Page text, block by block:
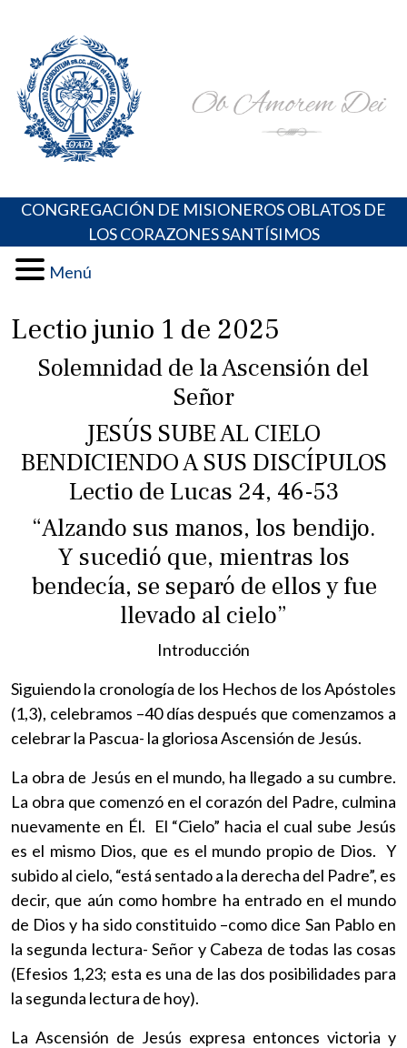
content
Portal de los Padres Oblatos. Advocaciones Marianas,
Oraciones, Música religiosa y más
CONGREGACIÓN DE MISIONEROS OBLATOS DE
LOS CORAZONES SANTÍSIMOS
Menú
Lectio junio 1 de 2025
Solemnidad de la Ascensión del
Señor
JESÚS SUBE AL CIELO
BENDICIENDO A SUS DISCÍPULOS
Lectio de Lucas 24, 46-53
“Alzando sus manos, los bendijo.
Y sucedió que, mientras los
bendecía, se separó de ellos y fue
llevado al cielo”
Introducción
Siguiendo la cronología de los Hechos de los Apóstoles
(1,3), celebramos –40 días después que comenzamos a
celebrar la Pascua- la gloriosa Ascensión de Jesús.
La obra de Jesús en el mundo, ha llegado a su cumbre.
La obra que comenzó en el corazón del Padre, culmina
nuevamente en Él. El “Cielo” hacia el cual sube Jesús
es el mismo Dios, que es el mundo propio de Dios. Y
subido al cielo, “está sentado a la derecha del Padre”, es
decir, que aún como hombre ha entrado en el mundo
de Dios y ha sido constituido –como dice San Pablo en
la segunda lectura- Señor y Cabeza de todas las cosas
(Efesios 1,23; esta es una de las dos posibilidades para
la segunda lectura de hoy).
La Ascensión de Jesús expresa entonces victoria y